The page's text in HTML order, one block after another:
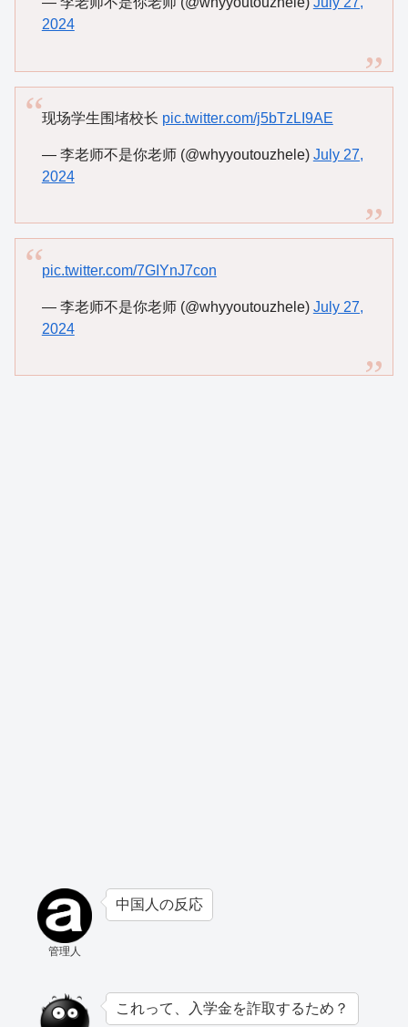
2024
现场学生围堵校长 pic.twitter.com/j5bTzLI9AE
— 李老师不是你老师 (@whyyoutouzhele) July 27,
2024
pic.twitter.com/7GIYnJ7con
— 李老师不是你老师 (@whyyoutouzhele) July 27,
2024
管理人
中国人の反応
これって、入学金を詐取するため？